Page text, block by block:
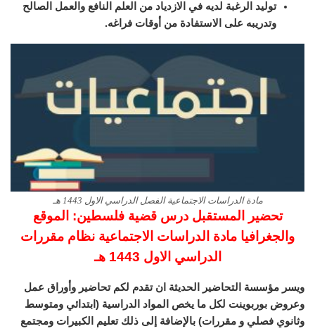
توليد الرغبة لديه في الازدياد من العلم النافع والعمل الصالح
وتدريبه على الاستفادة من أوقات فراغه.
مادة الدراسات الاجتماعية الفصل الدراسي الاول 1443 هـ
تحضير المستقبل درس قضية فلسطين: الموقع
والجغرافيا مادة الدراسات الاجتماعية نظام مقررات
الدراسي الاول 1443 هـ
ويسر مؤسسة التحاضير الحديثة ان تقدم لكم تحاضير وأوراق عمل
وعروض بوربوينت لكل ما يخص المواد الدراسية (ابتدائي ومتوسط
وثانوي فصلي و مقررات) بالإضافة إلى ذلك تعليم الكبيرات ومجتمع